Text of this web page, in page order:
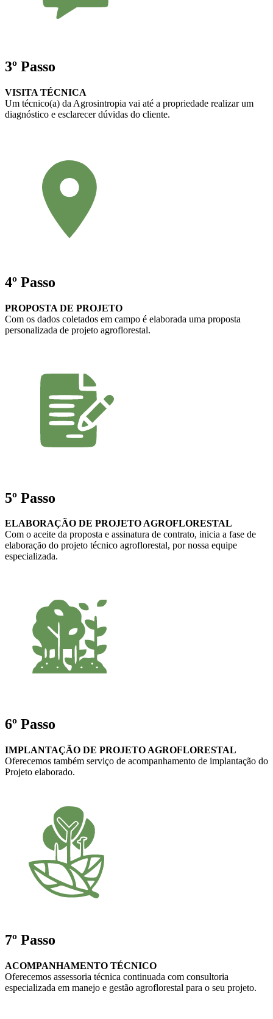
3º Passo
VISITA TÉCNICA
Um técnico(a) da Agrosintropia vai até a propriedade realizar um
diagnóstico e esclarecer dúvidas do cliente.
4º Passo
PROPOSTA DE PROJETO
Com os dados coletados em campo é elaborada uma proposta
personalizada de projeto agroflorestal.
5º Passo
ELABORAÇÃO DE PROJETO AGROFLORESTAL
Com o aceite da proposta e assinatura de contrato, inicia a fase de
elaboração do projeto técnico agroflorestal, por nossa equipe
especializada.
6º Passo
IMPLANTAÇÃO DE PROJETO AGROFLORESTAL
Oferecemos também serviço de acompanhamento de implantação do
Projeto elaborado.
7º Passo
ACOMPANHAMENTO TÉCNICO
Oferecemos assessoria técnica continuada com consultoria
especializada em manejo e gestão agroflorestal para o seu projeto.